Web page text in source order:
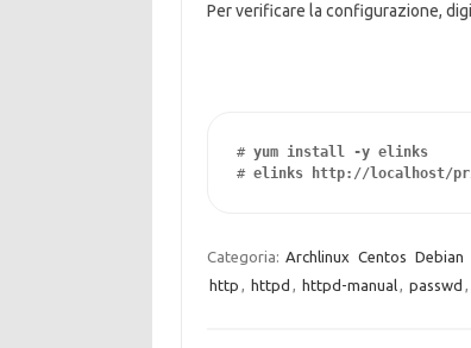
Per verificare la configurazione,
# yum install -y elinks
# elinks http://localhost/
Categoria: Archlinux Centos Debian
http , httpd , httpd-manual, passwd ,